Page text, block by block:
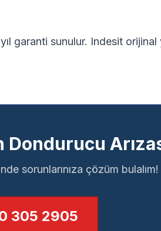
garanti sunulur. Indesit orijinal
sorunlarınıza çözüm bulalım!
305 2905